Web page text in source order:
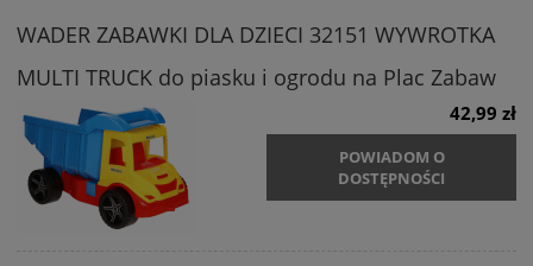
WADER ZABAWKI DLA DZIECI 32151 WYWROTKA
MULTI TRUCK do piasku i ogrodu na Plac Zabaw
42,99 zł
POWIADOM O
DOSTĘPNOŚCI